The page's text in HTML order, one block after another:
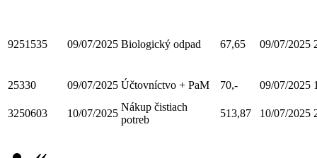
9251535 09/07/2025 Biologický odpad 67,65 09/07/2025
25330 09/07/2025 Účtovníctvo + PaM 70,- 09/07/2025
3250603 10/07/2025
Nákup čistiach
potreb
513,87 10/07/2025